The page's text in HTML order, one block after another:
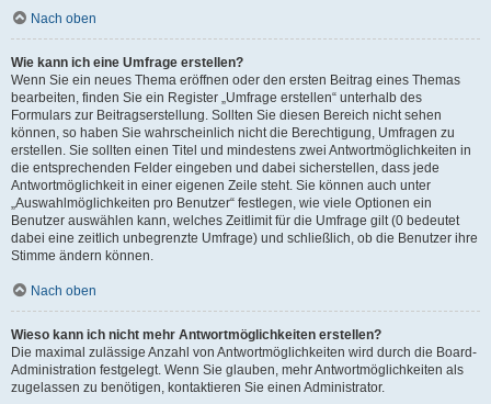
Nach oben
Wie kann ich eine Umfrage erstellen?
Wenn Sie ein neues Thema eröffnen oder den ersten Beitrag eines Themas
bearbeiten, finden Sie ein Register „Umfrage erstellen“ unterhalb des
Formulars zur Beitragserstellung. Sollten Sie diesen Bereich nicht sehen
können, so haben Sie wahrscheinlich nicht die Berechtigung, Umfragen zu
erstellen. Sie sollten einen Titel und mindestens zwei Antwortmöglichkeiten in
die entsprechenden Felder eingeben und dabei sicherstellen, dass jede
Antwortmöglichkeit in einer eigenen Zeile steht. Sie können auch unter
„Auswahlmöglichkeiten pro Benutzer“ festlegen, wie viele Optionen ein
Benutzer auswählen kann, welches Zeitlimit für die Umfrage gilt (0 bedeutet
dabei eine zeitlich unbegrenzte Umfrage) und schließlich, ob die Benutzer ihre
Stimme ändern können.
Nach oben
Wieso kann ich nicht mehr Antwortmöglichkeiten erstellen?
Die maximal zulässige Anzahl von Antwortmöglichkeiten wird durch die Board-
Administration festgelegt. Wenn Sie glauben, mehr Antwortmöglichkeiten als
zugelassen zu benötigen, kontaktieren Sie einen Administrator.